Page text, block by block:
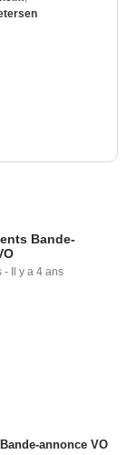
Bande-
- Il y a 4 ans
annonce VO